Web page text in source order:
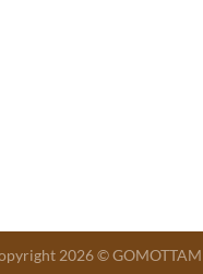
2026 © GOMOTTAM